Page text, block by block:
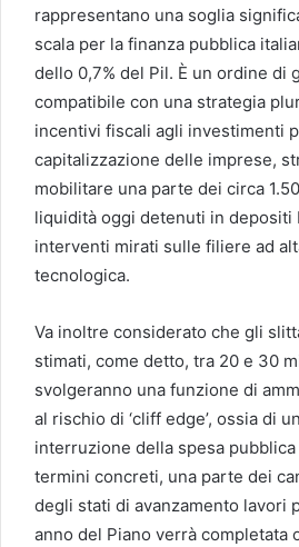
rappresentano una soglia
scala per la finanza pubblica
dello 0,7% del Pil. È un ordine di
compatibile con una strategia
incentivi fiscali agli investimenti
capitalizzazione delle imprese,
mobilitare una parte dei circa
liquidità oggi detenuti in depositi
interventi mirati sulle filiere ad
tecnologica.
Va inoltre considerato che gli
stimati, come detto, tra 20 e 30
svolgeranno una funzione di
al rischio di ‘cliff edge’, ossia di
interruzione della spesa pubblica
termini concreti, una parte dei
degli stati di avanzamento lavori
anno del Piano verrà completata